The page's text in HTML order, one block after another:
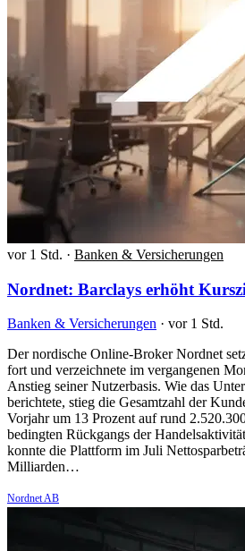
vor 1 Std. · Banken & Versicherungen
Nordnet: Barclays erhöht
Banken & Versicherungen · vor 1 Std.
Der nordische Online-Broker Nordnet
fort und verzeichnete im vergangenen
Anstieg seiner Nutzerbasis. Wie das
berichtete, stieg die Gesamtzahl der
Vorjahr um 13 Prozent auf rund
bedingten Rückgangs der
konnte die Plattform im Juli
Milliarden…
Nordnet AB